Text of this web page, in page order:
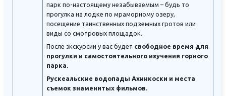
парк по-настоящему незабываемым – будь то
прогулка на лодке по мраморному озеру,
посещение таинственных подземных гротов или
виды со смотровых площадок.
После экскурсии у вас будет свободное время для
прогулки и самостоятельного изучения горного
парка.
Рускеальские водопады Ахинкоски и места
съемок знаменитых фильмов.